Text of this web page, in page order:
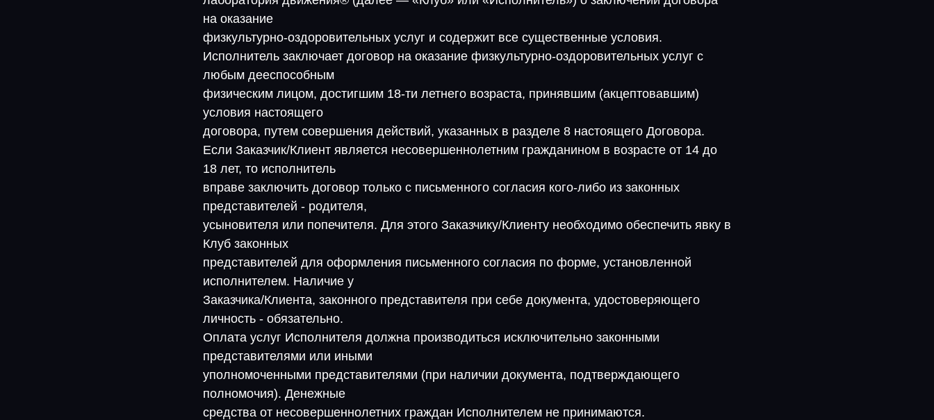
на оказание
физкультурно-оздоровительных услуг и содержит все существенные условия.
Исполнитель заключает договор на оказание физкультурно-оздоровительных услуг с
любым дееспособным
физическим лицом, достигшим 18-ти летнего возраста, принявшим (акцептовавшим)
условия настоящего
договора, путем совершения действий, указанных в разделе 8 настоящего Договора.
Если Заказчик/Клиент является несовершеннолетним гражданином в возрасте от 14 до
18 лет, то исполнитель
вправе заключить договор только с письменного согласия кого-либо из законных
представителей - родителя,
усыновителя или попечителя. Для этого Заказчику/Клиенту необходимо обеспечить явку в
Клуб законных
представителей для оформления письменного согласия по форме, установленной
исполнителем. Наличие у
Заказчика/Клиента, законного представителя при себе документа, удостоверяющего
личность - обязательно.
Оплата услуг Исполнителя должна производиться исключительно законными
представителями или иными
уполномоченными представителями (при наличии документа, подтверждающего
полномочия). Денежные
средства от несовершеннолетних граждан Исполнителем не принимаются.